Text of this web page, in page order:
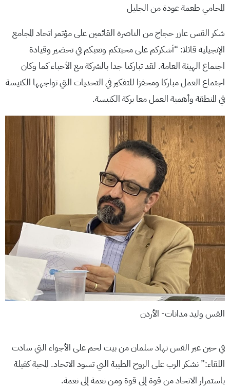
المحامي طعمة عودة من الجليل
شكر القس عازر حجاج من الناصرة القائمين على مؤتمر اتحاد المجامع
الإنجيلية قائلا: “أشكركم على محبتكم وتعبكم في تحضير وقيادة
اجتماع الهيئة العامة. لقد تباركنا جدا بالشركة مع الأحباء كما وكان
اجتماع العمل مباركا ومحفزا للتفكير في التحديات التي تواجهها الكنيسة
في المنطقة وأهمية العمل معا بركة الكنيسة.
القس وليد مدانات- الأردن
في حين عبر القس نهاد سلمان من بيت لحم على الأجواء التي سادت
اللقاء:” نشكر الرب على الروح الطيبة التي تسود الاتحاد. المحبة كفيلة
باستمرار الاتحاد من قوة إلى قوة ومن نعمة إلى نعمة.